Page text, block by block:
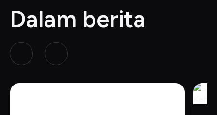
Dalam berita